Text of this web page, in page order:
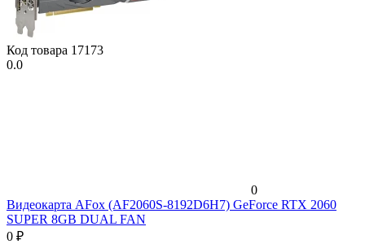
Код товара 17173
0.0
0
Видеокарта AFox (AF2060S-8192D6H7) GeForce RTX 2060
SUPER 8GB DUAL FAN
0 ₽